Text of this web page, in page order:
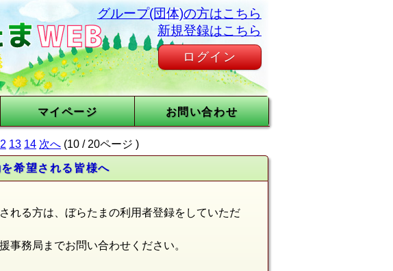
グループ(団体)の方はこちら
新規登録はこちら
ログイン
マイページ お問い合わせ
13 14 次へ (10 / 20ページ )
希望される皆様へ
れる方は、 ぼらたまの利用者登録をしていただ
事務局までお問い合わせください。